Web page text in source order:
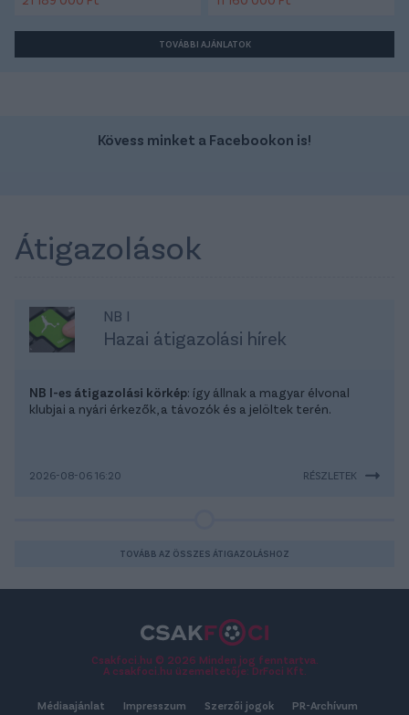
TOVÁBBI AJÁNLATOK
Kövess minket a Facebookon is!
Átigazolások
NB I
Hazai átigazolási hírek
NB I-es átigazolási körkép: így állnak a magyar élvonal
klubjai a nyári érkezők, a távozók és a jelöltek terén.
2026-08-06 16:20 RÉSZLETEK
TOVÁBB AZ ÖSSZES ÁTIGAZOLÁSHOZ
Csakfoci.hu © 2026 Minden jog fenntartva.
A csakfoci.hu üzemeltetője: DrFoci Kft.
Médiaajánlat Impresszum Szerzői jogok PR-Archívum